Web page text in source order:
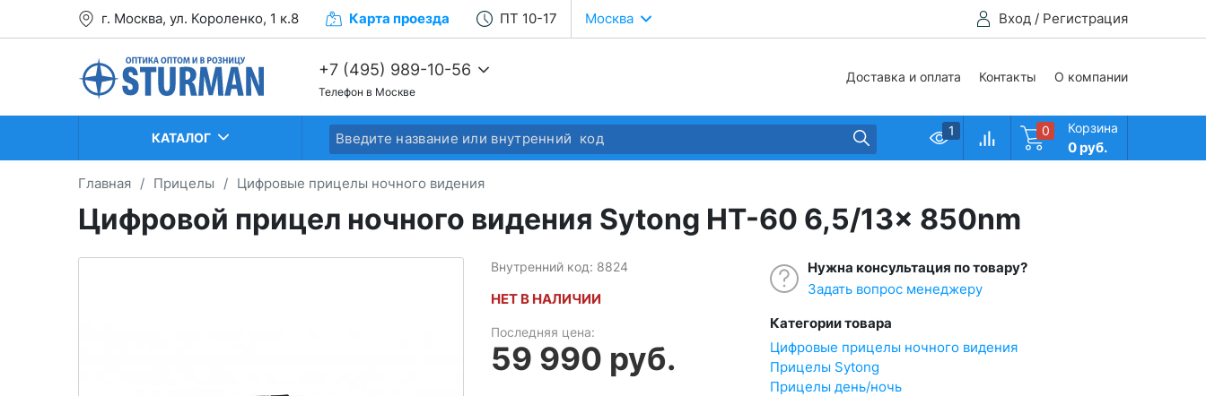
Вход / Регистрация
г. Москва, ул. Короленко, 1 к.8 Карта проезда ПТ 10-17 Москва
Доставка и оплата Контакты О компании
+7 (495) 989-10-56
+7 (499) 268-22-37
+7 (499) 268-04-14
Телефон в Москве
1 0 Корзина
0 руб.
КАТАЛОГ
Главная / Прицелы / Цифровые прицелы ночного видения
Цифровой прицел ночного видения Sytong HT-60 6,5/13x 850nm
Внутренний код: 8824
НЕТ В НАЛИЧИИ
Последняя цена:
59 990 руб.
Нужна консультация по товару?
Задать вопрос менеджеру
Категории товара
Цифровые прицелы ночного видения
Прицелы Sytong
Прицелы день/ночь